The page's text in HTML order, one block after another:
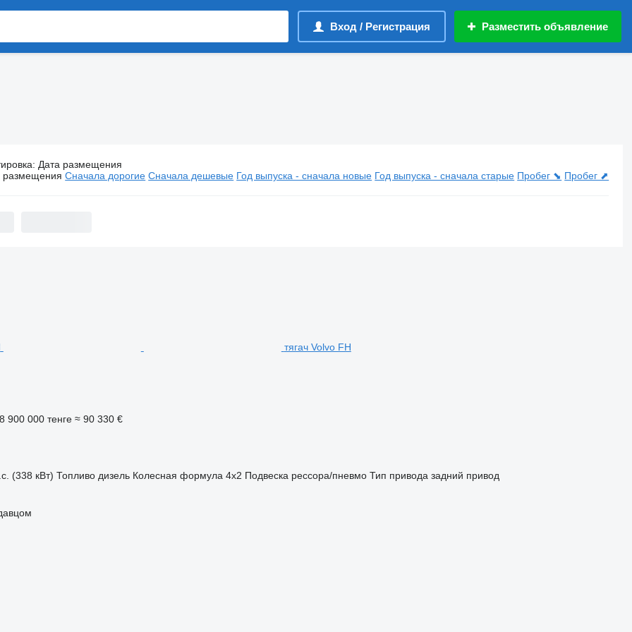
Вход / Регистрация Разместить объявление
Тягачи Volvo
: Дата размещения
размещения Сначала дорогие Сначала дешевые Год выпуска - сначала новые Год выпуска - сначала старые Пробег ⬊ Пробег ⬈
тягач Volvo FH
900 000 тенге ≈ 90 330 €
(338 кВт) Топливо дизель Колесная формула 4x2 Подвеска рессора/пневмо Тип привода задний привод